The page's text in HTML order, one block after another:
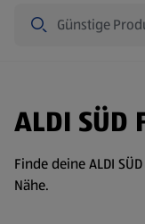
ALDI
Finde deine ALDI
Nähe.